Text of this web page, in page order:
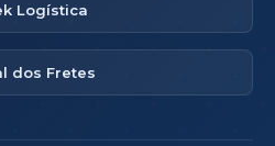
Logística
dos Fretes